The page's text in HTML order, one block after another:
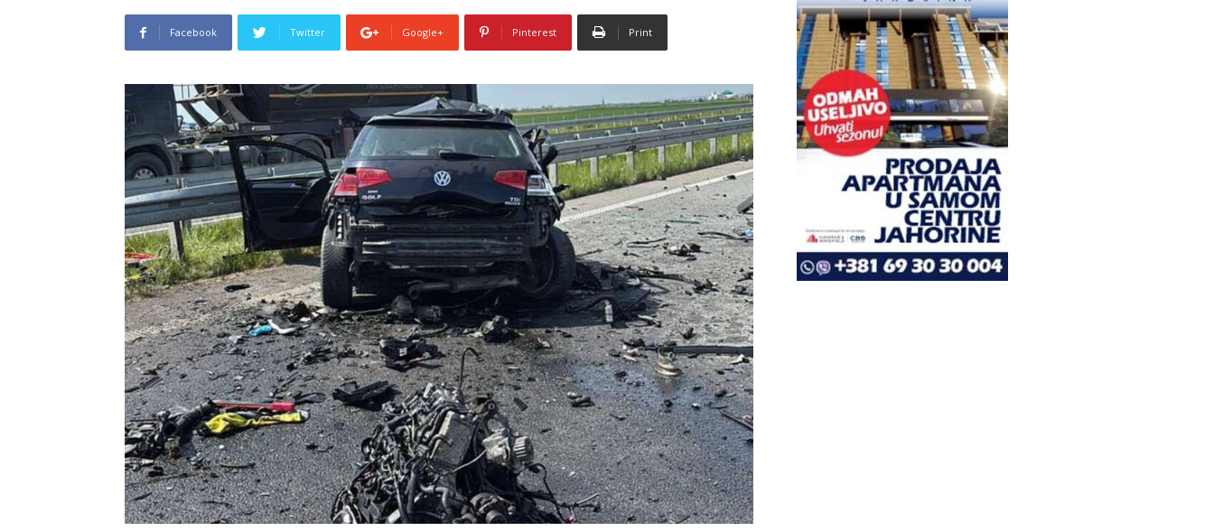
Facebook Twitter Google+ Pinterest Print